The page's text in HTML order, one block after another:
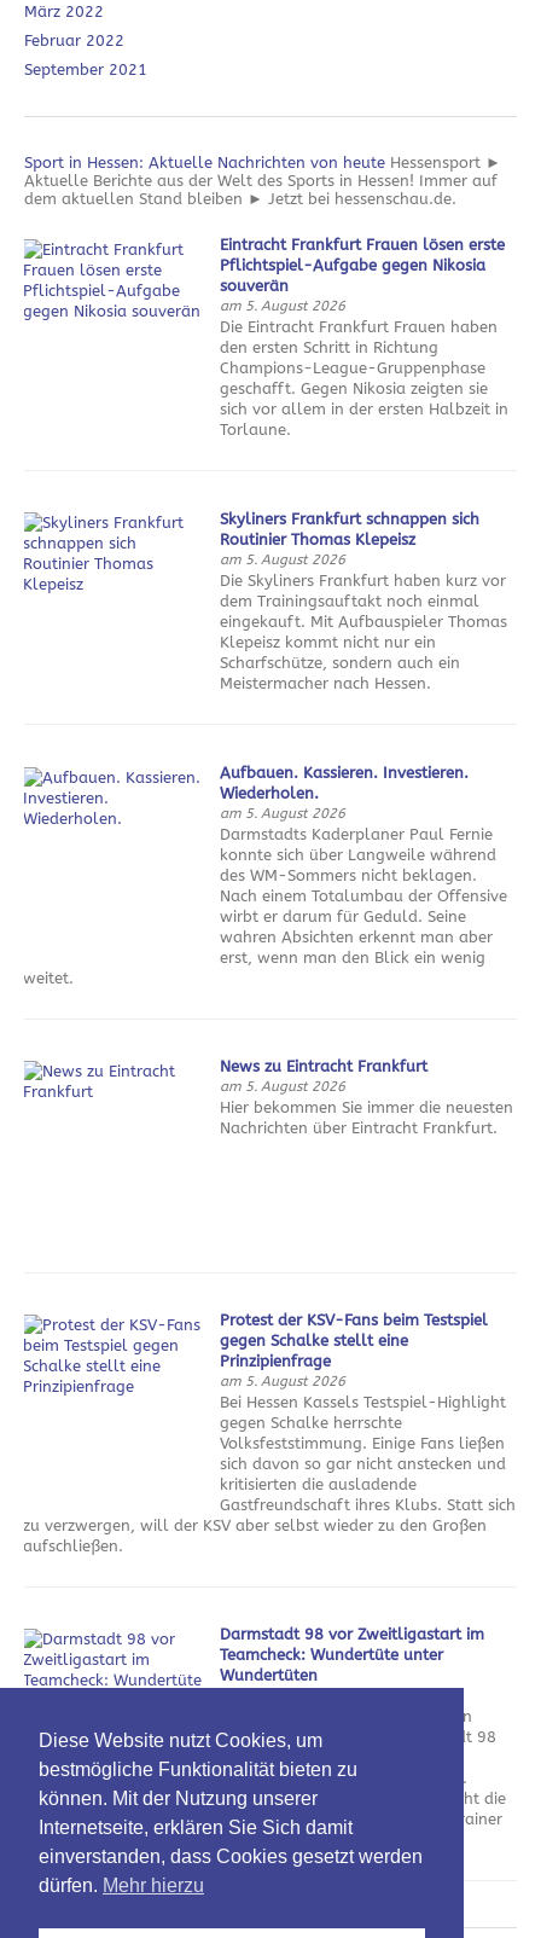
März 2022
Februar 2022
September 2021
Sport in Hessen: Aktuelle Nachrichten von heute Hessensport ►
Aktuelle Berichte aus der Welt des Sports in Hessen! Immer auf
dem aktuellen Stand bleiben ► Jetzt bei hessenschau.de.
Eintracht Frankfurt Frauen lösen erste
Pflichtspiel-Aufgabe gegen Nikosia
souverän
am 5. August 2026
Die Eintracht Frankfurt Frauen haben
den ersten Schritt in Richtung
Champions-League-Gruppenphase
geschafft. Gegen Nikosia zeigten sie
sich vor allem in der ersten Halbzeit in
Torlaune.
Skyliners Frankfurt schnappen sich
Routinier Thomas Klepeisz
am 5. August 2026
Die Skyliners Frankfurt haben kurz vor
dem Trainingsauftakt noch einmal
eingekauft. Mit Aufbauspieler Thomas
Klepeisz kommt nicht nur ein
Scharfschütze, sondern auch ein
Meistermacher nach Hessen.
Aufbauen. Kassieren. Investieren.
Wiederholen.
am 5. August 2026
Darmstadts Kaderplaner Paul Fernie
konnte sich über Langweile während
des WM-Sommers nicht beklagen.
Nach einem Totalumbau der Offensive
wirbt er darum für Geduld. Seine
wahren Absichten erkennt man aber
erst, wenn man den Blick ein wenig
weitet.
News zu Eintracht Frankfurt
am 5. August 2026
Hier bekommen Sie immer die neuesten
Nachrichten über Eintracht Frankfurt.
Protest der KSV-Fans beim Testspiel
gegen Schalke stellt eine
Prinzipienfrage
am 5. August 2026
Bei Hessen Kassels Testspiel-Highlight
gegen Schalke herrschte
Volksfeststimmung. Einige Fans ließen
sich davon so gar nicht anstecken und
kritisierten die ausladende
Gastfreundschaft ihres Klubs. Statt sich
zu verzwergen, will der KSV aber selbst wieder zu den Großen
aufschließen.
Darmstadt 98 vor Zweitligastart im
Teamcheck: Wundertüte unter
Wundertüten
Nach dem Verlust der kompletten
Offensivabteilung will Darmstadt 98
mit neuem Personal an die
vergangenen Erfolge anknüpfen.
Neben spannenden Zugängen ruht die
Hoffnung dabei vor allem auf Trainer
Florian Kohfeldt.
Diese Website nutzt Cookies, um
bestmögliche Funktionalität bieten zu
können. Mit der Nutzung unserer
Internetseite, erklären Sie Sich damit
einverstanden, dass Cookies gesetzt werden
dürfen. Mehr hierzu